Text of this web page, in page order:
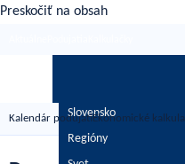
Preskočiť na obsah
Slovensko
Regióny
Kalendár podujatíEkonomické